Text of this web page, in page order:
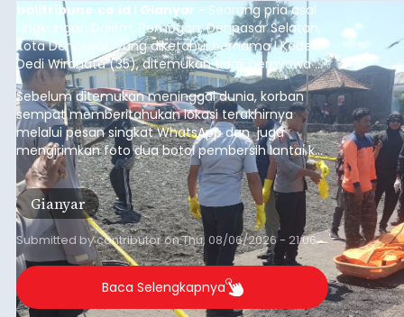
balitribune.co.id I Gianyar - Seorang pria asal
Lingkungan Dalem, Pemogan, Denpasar Selatan,
Kota Denpasar, yang diketahui bernama I Kadek
Dedi Wiranata (35), ditemukan tidak bernyawa di
pesisir Pantai Purnama, Sukawati.
Sebelum ditemukan meninggal dunia, korban
sempat memberitahukan lokasi terakhirnya
melalui pesan singkat WhatsApp dan juga
mengirimkan foto dua botol pembersih lantai ke
istrinya.
Gianyar
Submitted bycontributoronThu, 08/06/2026 - 21:06
Baca Selengkapnya